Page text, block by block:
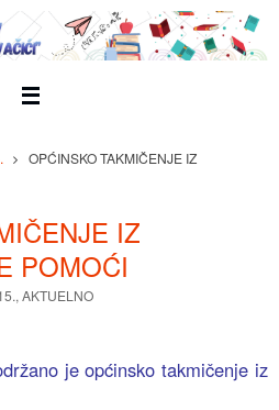
OPĆINSKO TAKMIČENJE IZ
IZ
POMOĆI
,AKTUELNO
je općinsko takmičenje iz